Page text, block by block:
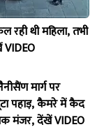
थी महिला, तभी
मार्ग पर
पहाड़, कैमरे में कैद
मंजर, देंखें VIDEO